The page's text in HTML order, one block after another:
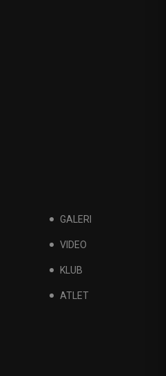
GALERI
VIDEO
KLUB
ATLET